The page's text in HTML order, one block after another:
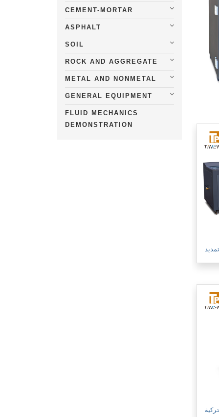
CEMENT-MORTAR
ASPHALT
SOIL
ROCK AND AGGREGATE
METAL AND NONMETAL
GENERAL EQUIPMENT
FLUID MECHANICS
DEMONSTRATION